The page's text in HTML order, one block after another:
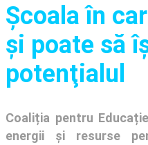
Şcoala în
și poate să
potenţialul
Coaliția pentru
energii și resurse